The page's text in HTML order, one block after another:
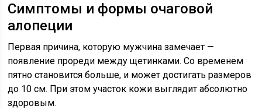
Симптомы и формы очаговой
алопеции
Первая причина, которую мужчина замечает —
появление прореди между щетинками. Со временем
пятно становится больше, и может достигать размеров
до 10 см. При этом участок кожи выглядит абсолютно
здоровым.